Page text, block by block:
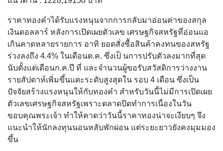
ราคาทองคําได้รับแรงหนุนจากการกลับมาอ่อนค่าของสกุล
เงินดอลลาร์ หลังการเปิดเผยตัวเลข เศรษฐกิจสหรัฐที่อ่อนแอ
เกินคาดหลายรายการ อาทิ ยอดสั่งซื้อสินค้าคงทนของสหรัฐ
ร่วงลงถึง 4.4% ในเดือนต.ค. ซึ่งเป็ นการปรับตัวลงมากที่สุด
นับตั้งแต่เดือนก.ค.ปี ที่ และจํานวนผู้ขอรับสวัสดิการว่างงาน
รายสัปดาห์เพิ่มขึ้นแตะระดับสูงสุดใน รอบ 4 เดือน ซึ่งเป็น
ปัจจัยสร้างแรงหนุนให้กับทองคำ สําหรับวันนี้ไม่มีการเปิดเผย
ตัวเลขเศรษฐกิจสหรัฐเพราะตลาดปิดทําการเนื่องในวัน
ขอบคุณพระเจ้า ทำให้คาดว่าวันนี้ราคาทองน่าจะเงียบๆ จึง
แนะนำให้นักลงทุนนอนหลับพักผ่อน แต่ระยะยาวยังคงมุมมอง
ขึ้น